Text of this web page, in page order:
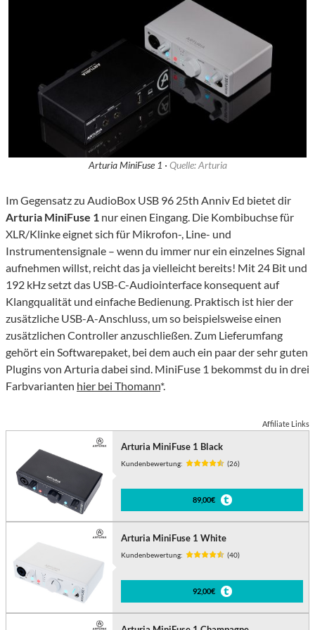
Arturia MiniFuse 1 · Quelle: Arturia
Im Gegensatz zu AudioBox USB 96 25th Anniv Ed bietet dir
Arturia MiniFuse 1 nur einen Eingang. Die Kombibuchse für
XLR/Klinke eignet sich für Mikrofon-, Line- und
Instrumentensignale – wenn du immer nur ein einzelnes Signal
aufnehmen willst, reicht das ja vielleicht bereits! Mit 24 Bit und
192 kHz setzt das USB-C-Audiointerface konsequent auf
Klangqualität und einfache Bedienung. Praktisch ist hier der
zusätzliche USB-A-Anschluss, um so beispielsweise einen
zusätzlichen Controller anzuschließen. Zum Lieferumfang
gehört ein Softwarepaket, bei dem auch ein paar der sehr guten
Plugins von Arturia dabei sind. MiniFuse 1 bekommst du in drei
Farbvarianten hier bei Thomann*.
Affiliate Links
Arturia MiniFuse 1 Black
Kundenbewertung: (26)
89,00€
Arturia MiniFuse 1 White
Kundenbewertung: (40)
92,00€